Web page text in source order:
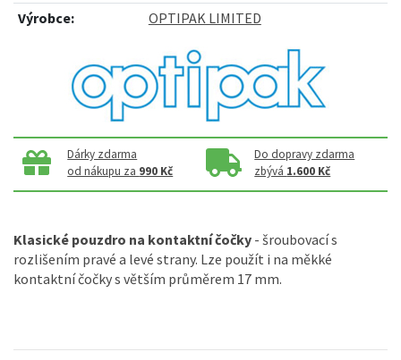
Výrobce: OPTIPAK LIMITED
Dárky zdarma
od nákupu za 990 Kč
Do dopravy zdarma
zbývá 1.600 Kč
Klasické pouzdro na kontaktní čočky - šroubovací s
rozlišením pravé a levé strany. Lze použít i na měkké
kontaktní čočky s větším průměrem 17 mm.